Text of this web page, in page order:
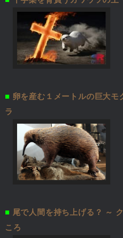
■ 卵を産む１メートルの巨大モ
ラ
■ 尾で人間を持ち上げる？ ～
ころ